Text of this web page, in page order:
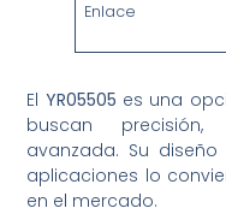
Enlace
El YR05505 es una
buscan
avanzada. Su
aplicaciones lo
en el mercado.